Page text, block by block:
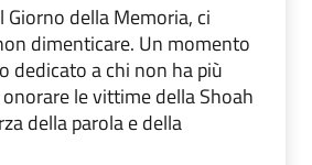
Giorno della Memoria, ci
dimenticare. Un momento
dedicato a chi non ha più
le vittime della Shoah
della parola e della